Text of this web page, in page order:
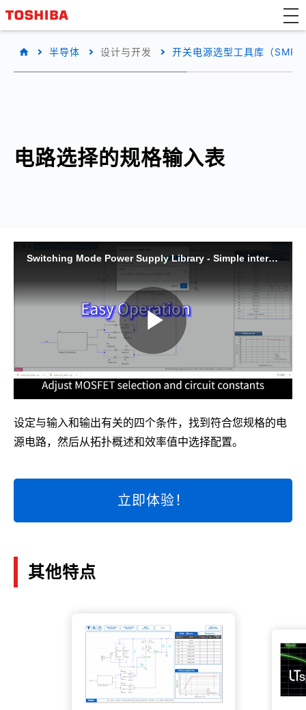
半导体 设计与开发 开关电源选型工具库（
电路选择的规格输入表
设定与输入和输出有关的四个条件，找到符合您规格的电
源电路，然后从拓扑概述和效率值中选择配置。
立即体验！
其他特点